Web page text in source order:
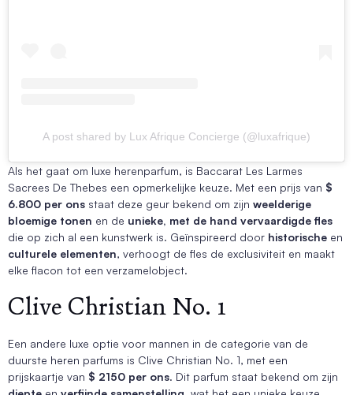
A post shared by Lux Afrique Concierge (@luxafrique)
Als het gaat om luxe herenparfum, is Baccarat Les Larmes
Sacrees De Thebes een opmerkelijke keuze. Met een prijs van $
6.800 per ons staat deze geur bekend om zijn weelderige
bloemige tonen en de unieke, met de hand vervaardigde fles
die op zich al een kunstwerk is. Geïnspireerd door historische en
culturele elementen, verhoogt de fles de exclusiviteit en maakt
elke flacon tot een verzamelobject.
Clive Christian No. 1
Een andere luxe optie voor mannen in de categorie van de
duurste heren parfums is Clive Christian No. 1, met een
prijskaartje van $ 2150 per ons. Dit parfum staat bekend om zijn